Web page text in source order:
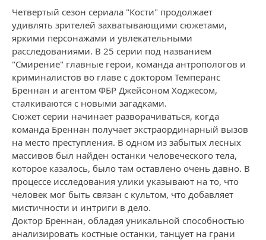
Четвертый сезон сериала "Кости" продолжает
удивлять зрителей захватывающими сюжетами,
яркими персонажами и увлекательными
расследованиями. В 25 серии под названием
"Смирение" главные герои, команда антропологов и
криминалистов во главе с доктором Темперанс
Бреннан и агентом ФБР Джейсоном Ходжесом,
сталкиваются с новыми загадками.
Сюжет серии начинает разворачиваться, когда
команда Бреннан получает экстраординарный вызов
на место преступления. В одном из забытых лесных
массивов был найден останки человеческого тела,
которое казалось, было там оставлено очень давно. В
процессе исследования улики указывают на то, что
человек мог быть связан с культом, что добавляет
мистичности и интриги в дело.
Доктор Бреннан, обладая уникальной способностью
анализировать костные останки, танцует на грани